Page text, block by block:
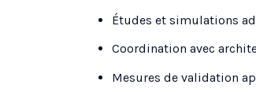
Études et simulations
Coordination avec
Mesures de validation